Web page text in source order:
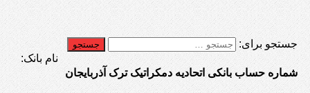
جستجو برای:
شماره حساب بانکی اتحادیه دمکراتیک ترک آذربایجان
نام بانک: